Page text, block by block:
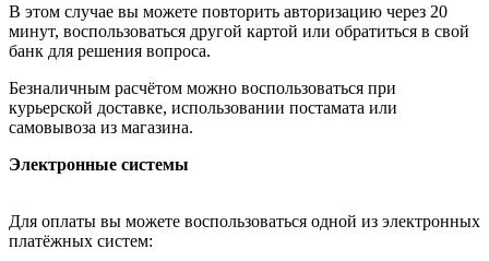
В этом случае вы можете повторить авторизацию через 20
минут, воспользоваться другой картой или обратиться в свой
банк для решения вопроса.
Безналичным расчётом можно воспользоваться при
курьерской доставке, использовании постамата или
самовывоза из магазина.
Электронные системы
Для оплаты вы можете воспользоваться одной из электронных
платёжных систем: